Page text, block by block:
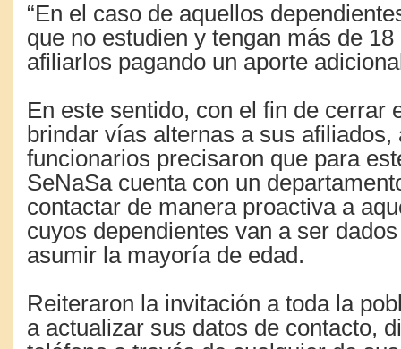
“En el caso de aquellos
que no estudien y tengan más de
afiliarlos pagando un aporte
En este sentido, con el fin de cerrar
brindar vías alternas a sus afiliados,
funcionarios precisaron que para
SeNaSa cuenta con un
contactar de manera proactiva a
cuyos dependientes van a ser
asumir la mayoría de edad.
Reiteraron la invitación a toda la
a actualizar sus datos de contacto,